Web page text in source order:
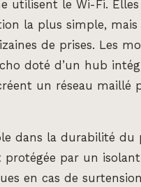
utilisent le Wi-Fi.
la plus simple, mais
de prises. Les
doté d’un hub
un réseau maillé
dans la durabilité du
par un
en cas de